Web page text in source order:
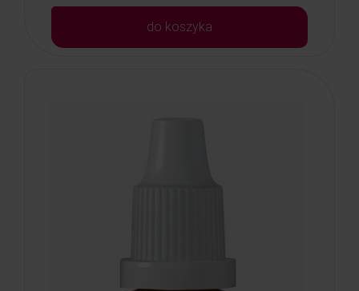
do koszyka